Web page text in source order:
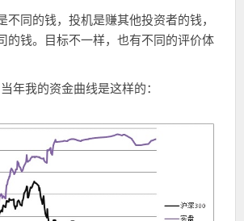
不同的钱，投机是赚其他投资者的钱，
的钱。目标不一样，也有不同的评价体
年我的资金曲线是这样的：